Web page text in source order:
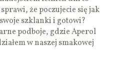
że poczujecie się jak
szklanki i gotowi?
podboje, gdzie Aperol
w naszej smakowej